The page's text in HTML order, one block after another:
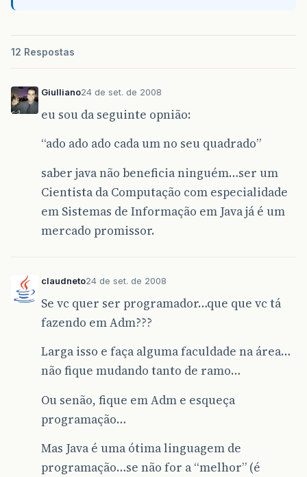
12 Respostas
Giulliano24 de set. de 2008
eu sou da seguinte opnião:
“ado ado ado cada um no seu quadrado”
saber java não beneficia ninguém…ser um
Cientista da Computação com especialidade
em Sistemas de Informação em Java já é um
mercado promissor.
claudneto24 de set. de 2008
Se vc quer ser programador…que que vc tá
fazendo em Adm???
Larga isso e faça alguma faculdade na área…
não fique mudando tanto de ramo…
Ou senão, fique em Adm e esqueça
programação…
Mas Java é uma ótima linguagem de
programação…se não for a “melhor” (é